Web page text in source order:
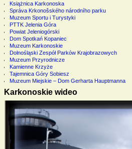
Książnica Karkonoska
Správa Krkonošského národního parku
Muzeum Sportu i Turystyki
PTTK Jelenia Góra
Powiat Jeleniogórski
Dom Spotkań Kopaniec
Muzeum Karkonoskie
Dolnośląski Zespół Parków Krajobrazowych
Muzeum Przyrodnicze
Kamienne Krzyże
Tajemnica Góry Sobiesz
Muzeum Miejskie – Dom Gerharta Hauptmanna
Karkonoskie wideo